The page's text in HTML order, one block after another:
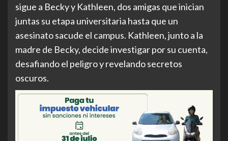
sigue a Becky y Kathleen, dos amigas que inician
juntas su etapa universitaria hasta que un
asesinato sacude el campus. Kathleen, junto a la
madre de Becky, decide investigar por su cuenta,
desafiando el peligro y revelando secretos
oscuros.